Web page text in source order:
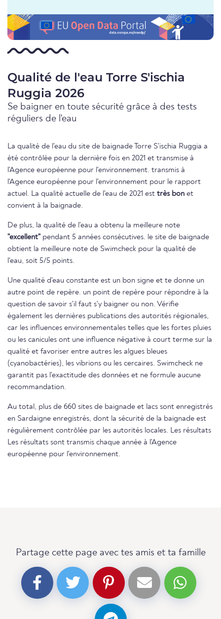
Qualité de l'eau Torre S'ischia
Ruggia 2026
Se baigner en toute sécurité grâce à des tests
réguliers de l'eau
La qualité de l'eau du site de baignade Torre S'ischia Ruggia a
été contrôlée pour la dernière fois en 2021 et transmise à
l'Agence européenne pour l'environnement. transmis à
l'Agence européenne pour l'environnement pour le rapport
actuel. La qualité actuelle de l'eau de 2021 est très bon et
convient à la baignade.
De plus, la qualité de l'eau a obtenu la meilleure note
"excellent" pendant 5 années consécutives. le site de baignade
obtient la meilleure note de Swimcheck pour la qualité de
l'eau, soit 5/5 points.
Une qualité d'eau constante est un bon signe et te donne un
autre point de repère. un point de repère pour répondre à la
question de savoir s'il faut s'y baigner ou non. Vérifie
également les dernières publications des autorités régionales,
car les influences environnementales telles que les fortes pluies
ou les canicules ont une influence négative à court terme sur la
qualité et favoriser entre autres les algues bleues
(cyanobactéries), les vibrions ou les cercaires. Swimcheck ne
garantit pas l'exactitude des données et ne formule aucune
recommandation.
Au total, plus de 660 sites de baignade et lacs sont enregistrés
en Sardaigne enregistrés, dont la sécurité de la baignade est
régulièrement contrôlée par les autorités locales. Les résultats
Les résultats sont transmis chaque année à l'Agence
européenne pour l'environnement.
Partage cette page avec tes amis et ta famille